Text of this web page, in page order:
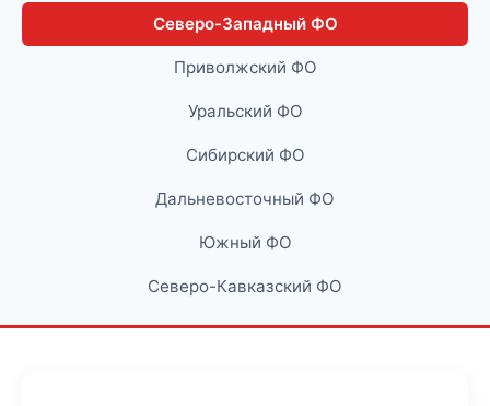
Северо-Западный ФО
Приволжский ФО
Уральский ФО
Сибирский ФО
Дальневосточный ФО
Южный ФО
Северо-Кавказский ФО